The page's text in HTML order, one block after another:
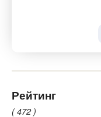
Рейтинг
( 472 )